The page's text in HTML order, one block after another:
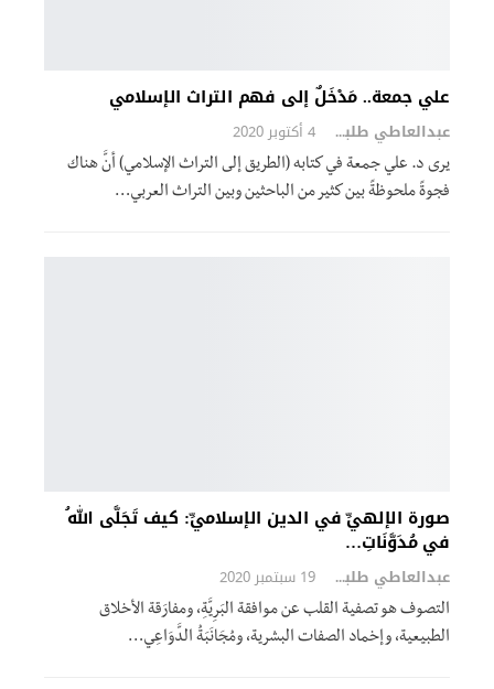
علي جمعة.. مَدْخَلٌ إلى فهم التراث الإسلامي
عبدالعاطي طلبة 4 أكتوبر 2020
يرى د. علي جمعة في كتابه (الطريق إلى التراث الإسلامي) أنَّ هناك
فجوةً ملحوظةً بين كثير من الباحثين وبين التراث العربي…
صورة الإلهيِّ في الدين الإسلاميِّ: كيف تَجَلَّى اللهُ
في مُدَوَّنَاتِ…
عبدالعاطي طلبة 19 سبتمبر 2020
التصوف هو تصفية القلب عن موافقة البَرِيَّةِ، ومفارَقة الأخلاق
الطبيعية، وإخماد الصفات البشرية، ومُجَانَبَةُ الدَّوَاعِي…